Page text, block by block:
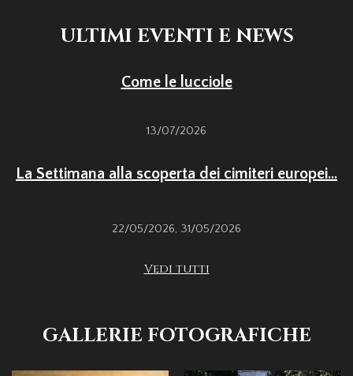
ULTIMI EVENTI E NEWS
Come le lucciole
13/07/2026
La Settimana alla scoperta dei cimiteri europei...
22/05/2026, 31/05/2026
Vedi tutti
GALLERIE FOTOGRAFICHE